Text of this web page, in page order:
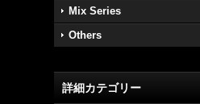
Mix Series
Others
詳細カテゴリー